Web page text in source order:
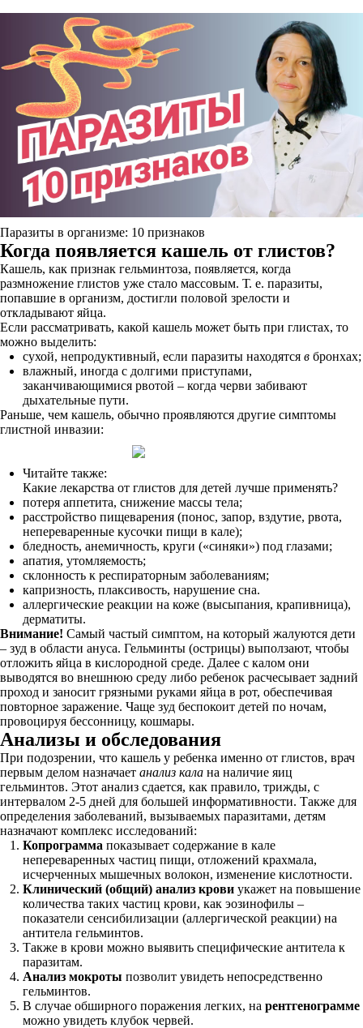
Паразиты в организме: 10 признаков
Когда появляется кашель от глистов?
Кашель, как признак гельминтоза, появляется, когда
размножение глистов уже стало массовым. Т. е. паразиты,
попавшие в организм, достигли половой зрелости и
откладывают яйца.
Если рассматривать, какой кашель может быть при глистах, то
можно выделить:
сухой, непродуктивный, если паразиты находятся в бронхах;
влажный, иногда с долгими приступами,
заканчивающимися рвотой – когда черви забивают
дыхательные пути.
Раньше, чем кашель, обычно проявляются другие симптомы
глистной инвазии:
Читайте также:
Какие лекарства от глистов для детей лучше применять?
потеря аппетита, снижение массы тела;
расстройство пищеварения (понос, запор, вздутие, рвота,
непереваренные кусочки пищи в кале);
бледность, анемичность, круги («синяки») под глазами;
апатия, утомляемость;
склонность к респираторным заболеваниям;
капризность, плаксивость, нарушение сна.
аллергические реакции на коже (высыпания, крапивница),
дерматиты.
Внимание! Самый частый симптом, на который жалуются дети
– зуд в области ануса. Гельминты (острицы) выползают, чтобы
отложить яйца в кислородной среде. Далее с калом они
выводятся во внешнюю среду либо ребенок расчесывает задний
проход и заносит грязными руками яйца в рот, обеспечивая
повторное заражение. Чаще зуд беспокоит детей по ночам,
провоцируя бессонницу, кошмары.
Анализы и обследования
При подозрении, что кашель у ребенка именно от глистов, врач
первым делом назначает анализ кала на наличие яиц
гельминтов. Этот анализ сдается, как правило, трижды, с
интервалом 2-5 дней для большей информативности. Также для
определения заболеваний, вызываемых паразитами, детям
назначают комплекс исследований:
Копрограмма показывает содержание в кале
непереваренных частиц пищи, отложений крахмала,
исчерченных мышечных волокон, изменение кислотности.
Клинический (общий) анализ крови укажет на повышение
количества таких частиц крови, как эозинофилы –
показатели сенсибилизации (аллергической реакции) на
антитела гельминтов.
Также в крови можно выявить специфические антитела к
паразитам.
Анализ мокроты позволит увидеть непосредственно
гельминтов.
В случае обширного поражения легких, на рентгенограмме
можно увидеть клубок червей.